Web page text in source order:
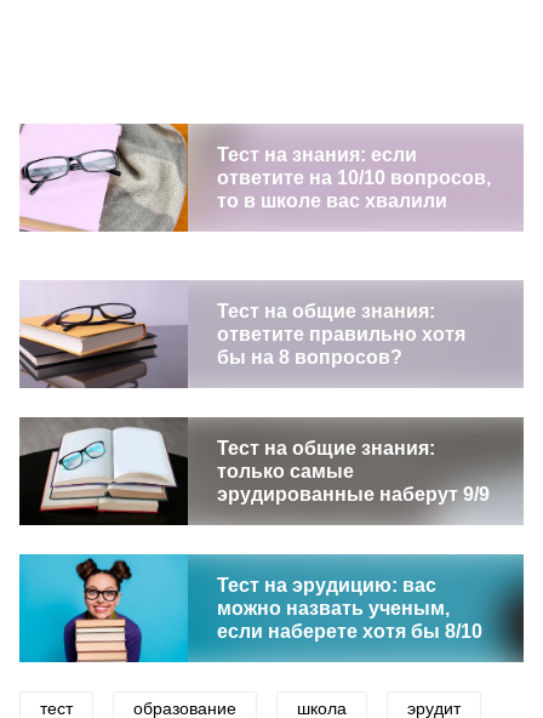
Тест на знания: если
ответите на 10/10 вопросов,
то в школе вас хвалили
Тест на общие знания:
ответите правильно хотя
бы на 8 вопросов?
Тест на общие знания:
только самые
эрудированные наберут 9/9
Тест на эрудицию: вас
можно назвать ученым,
если наберете хотя бы 8/10
тест образование школа эрудит